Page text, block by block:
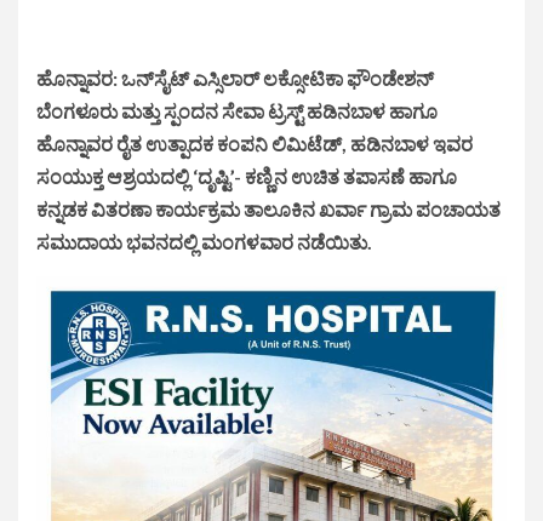
ಹೊನ್ನಾವರ: ಒನ್‌ಸೈಟ್ ಎಸ್ಸಿಲಾರ್ ಲಕ್ಸೋಟಿಕಾ ಫೌಂಡೇಶನ್
ಬೆಂಗಳೂರು ಮತ್ತು ಸ್ಪಂದನ ಸೇವಾ ಟ್ರಸ್ಟ್ ಹಡಿನಬಾಳ ಹಾಗೂ
ಹೊನ್ನಾವರ ರೈತ ಉತ್ಪಾದಕ ಕಂಪನಿ ಲಿಮಿಟೆಡ್, ಹಡಿನಬಾಳ ಇವರ
ಸಂಯುಕ್ತ ಆಶ್ರಯದಲ್ಲಿ ‘ದೃಷ್ಟಿ’- ಕಣ್ಣಿನ ಉಚಿತ ತಪಾಸಣೆ ಹಾಗೂ
ಕನ್ನಡಕ ವಿತರಣಾ ಕಾರ್ಯಕ್ರಮ ತಾಲೂಕಿನ ಖರ್ವಾ ಗ್ರಾಮ ಪಂಚಾಯತ
ಸಮುದಾಯ ಭವನದಲ್ಲಿ ಮಂಗಳವಾರ ನಡೆಯಿತು.